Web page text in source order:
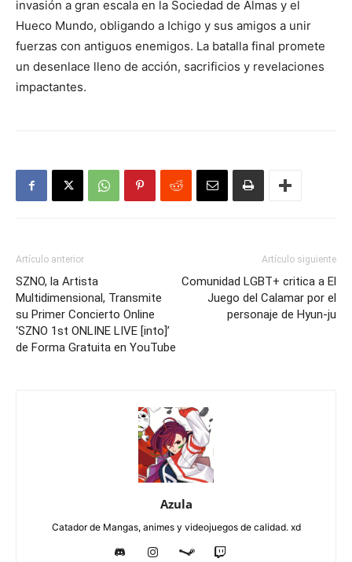
invasión a gran escala en la Sociedad de Almas y el
Hueco Mundo, obligando a Ichigo y sus amigos a unir
fuerzas con antiguos enemigos. La batalla final promete
un desenlace lleno de acción, sacrificios y revelaciones
impactantes.
Artículo anterior
SZNO, la Artista
Multidimensional, Transmite
su Primer Concierto Online
‘SZNO 1st ONLINE LIVE [into]’
de Forma Gratuita en YouTube
Artículo siguiente
Comunidad LGBT+ critica a El
Juego del Calamar por el
personaje de Hyun-ju
Azula
Catador de Mangas, animes y videojuegos de calidad. xd